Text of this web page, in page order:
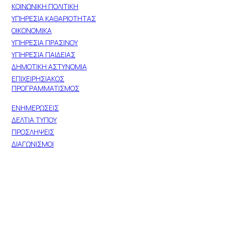
ΚΟΙΝΩΝΙΚΗ ΠΟΛΙΤΙΚΗ
ΥΠΗΡΕΣΙΑ ΚΑΘΑΡΙΟΤΗΤΑΣ
ΟΙΚΟΝΟΜΙΚΑ
ΥΠΗΡΕΣΙΑ ΠΡΑΣΙΝΟΥ
ΥΠΗΡΕΣΙΑ ΠΑΙΔΕΙΑΣ
ΔΗΜΟΤΙΚΗ ΑΣΤΥΝΟΜΙΑ
ΕΠΙΧΕΙΡΗΣΙΑΚΟΣ
ΠΡΟΓΡΑΜΜΑΤΙΣΜΟΣ
ΕΝΗΜΕΡΩΣΕΙΣ
ΔΕΛΤΙΑ ΤΥΠΟΥ
ΠΡΟΣΛΗΨΕΙΣ
ΔΙΑΓΩΝΙΣΜΟΙ